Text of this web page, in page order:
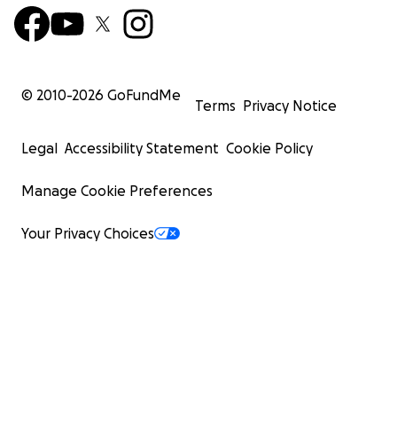
© 2010-2026 GoFundMe
Terms Privacy Notice
Legal Accessibility Statement Cookie Policy
Manage Cookie Preferences
Your Privacy Choices